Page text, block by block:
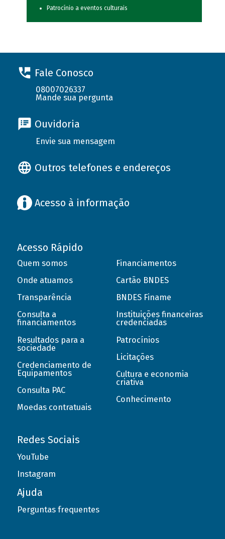
Patrocínio a eventos culturais
Fale Conosco
08007026337
Mande sua pergunta
Ouvidoria
Envie sua mensagem
Outros telefones e endereços
Acesso à informação
Acesso Rápido
Quem somos
Onde atuamos
Transparência
Consulta a
financiamentos
Resultados para a
sociedade
Credenciamento de
Equipamentos
Consulta PAC
Moedas contratuais
Financiamentos
Cartão BNDES
BNDES Finame
Instituições financeiras
credenciadas
Patrocínios
Licitações
Cultura e economia
criativa
Conhecimento
Redes Sociais
YouTube
Instagram
Ajuda
Perguntas frequentes